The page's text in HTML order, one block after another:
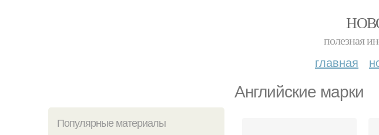
полезная
главная
Английские марки
Популярные материалы